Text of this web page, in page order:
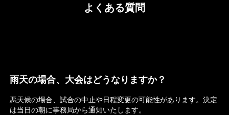
よくある質問
雨天の場合、大会はどうなりますか？
悪天候の場合、試合の中止や日程変更の可能性があります。決定
は当日の朝に事務局から通知いたします。